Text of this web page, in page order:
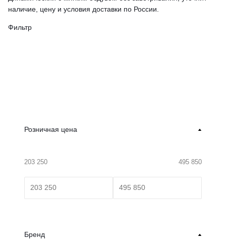
наличие, цену и условия доставки по России.
Фильтр
Розничная цена
203 250 495 850
Бренд